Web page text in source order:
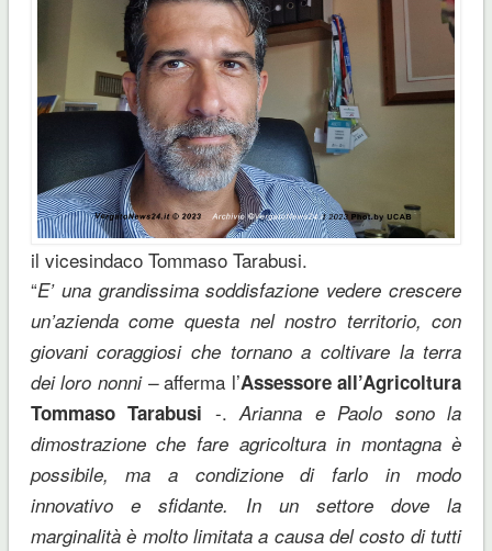
il vicesindaco Tommaso Tarabusi.
“E’ una grandissima soddisfazione vedere crescere
un’azienda come questa nel nostro territorio, con
giovani coraggiosi che tornano a coltivare la terra
dei loro nonni –afferma l’Assessore all’Agricoltura
Tommaso Tarabusi -.Arianna e Paolo sono la
dimostrazione che fare agricoltura in montagna è
possibile, ma a condizione di farlo in modo
innovativo e sfidante. In un settore dove la
marginalità è molto limitata a causa del costo di tutti